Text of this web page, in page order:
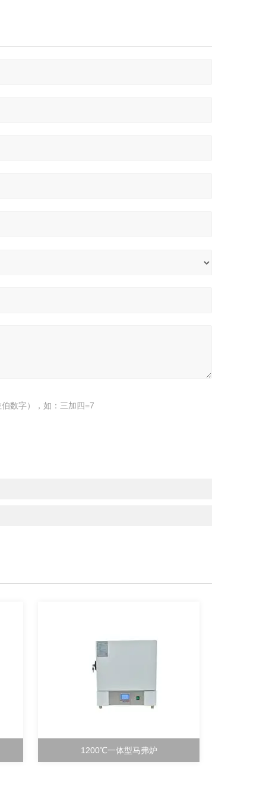
数字），如：三加四=7
1200℃一体型马弗炉